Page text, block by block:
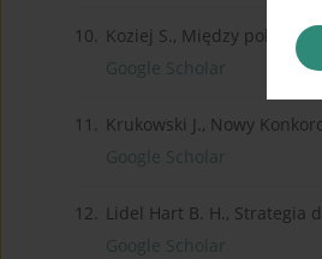
10. Koziej S., Między pokojem
Google Scholar
11. Krukowski J., Nowy
Google Scholar
12. Lidel Hart B. H., Strategia
Google Scholar